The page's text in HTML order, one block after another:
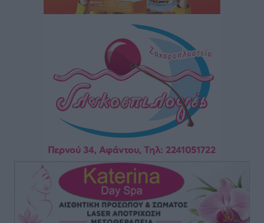
Συνελήφθη 73χρονος για διάθεση αλκοόλ σε
Πραγματοποιήθηκαν 43.881 έλεγχοι και βεβαιώθηκαν
12.272 παραβάσεις από την αστυνομία τον Ιούλιο
Τοπικές Ειδήσεις πριν 1 ώρα
Συνελήφθησαν δύο αλλοδαπές για λαθρεμπόριο
-3.928- πακέτα χωρίς ειδική ταινία φορολόγησης
Τοπικές Ειδήσεις• πριν 1 ώρα
Γ. Χατζημάρκος: 3,58 εκατ. ευρώ για την ανάπλαση
του παραλιακού μετώπου της Πόθιας στην Κάλυμνο